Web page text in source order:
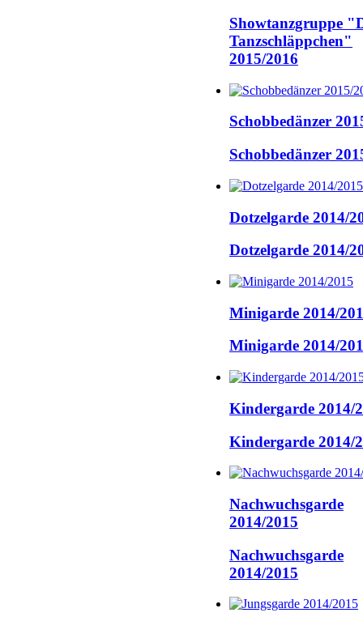
Showtanzgruppe
Tanzschläppchen"
2015/2016
Schobbedänzer
Schobbedänzer
Dotzelgarde 2014/
Dotzelgarde 2014/
Minigarde 2014/
Minigarde 2014/
Kindergarde 2014/
Kindergarde 2014/
Nachwuchsgarde
2014/2015
Nachwuchsgarde
2014/2015